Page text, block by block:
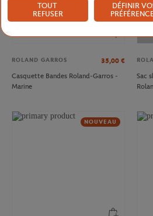
ROLAND GARROS 35,00 €
Casquette Bandes Roland-Garros -
Marine
Sac
NOUVEAU
TOUT
REFUSER
DÉFINIR